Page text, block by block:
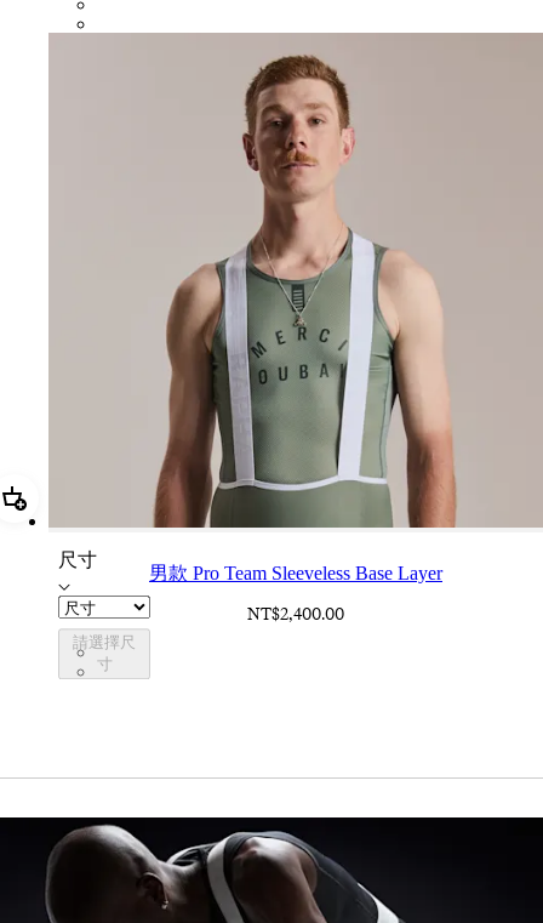
加進購物籃 男款 Pro Team Sleeveless Base Layer
尺寸
請選擇尺
寸
男款 Pro Team Sleeveless Base Layer
NT$2,400.00
CXB01XXSGU
CXB01XXWHT